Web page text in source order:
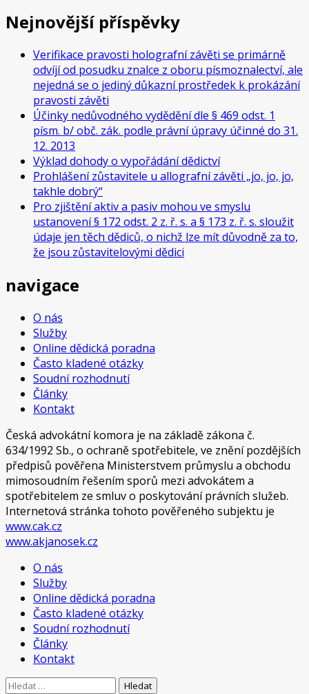
Nejnovější příspěvky
Verifikace pravosti holografní závěti se primárně
odvíjí od posudku znalce z oboru písmoznalectví, ale
nejedná se o jediný důkazní prostředek k prokázání
pravosti závěti
Účinky nedůvodného vydědění dle § 469 odst. 1
písm. b/ obč. zák. podle právní úpravy účinné do 31.
12. 2013
Výklad dohody o vypořádání dědictví
Prohlášení zůstavitele u allografní závěti „jo, jo, jo,
takhle dobrý“
Pro zjištění aktiv a pasiv mohou ve smyslu
ustanovení § 172 odst. 2 z. ř. s. a § 173 z. ř. s. sloužit
údaje jen těch dědiců, o nichž lze mít důvodně za to,
že jsou zůstavitelovými dědici
navigace
O nás
Služby
Online dědická poradna
Často kladené otázky
Soudní rozhodnutí
Články
Kontakt
Česká advokátní komora je na základě zákona č.
634/1992 Sb., o ochraně spotřebitele, ve znění pozdějších
předpisů pověřena Ministerstvem průmyslu a obchodu
mimosoudním řešením sporů mezi advokátem a
spotřebitelem ze smluv o poskytování právních služeb.
Internetová stránka tohoto pověřeného subjektu je
www.cak.cz
www.akjanosek.cz
O nás
Služby
Online dědická poradna
Často kladené otázky
Soudní rozhodnutí
Články
Kontakt
Vyhledávání